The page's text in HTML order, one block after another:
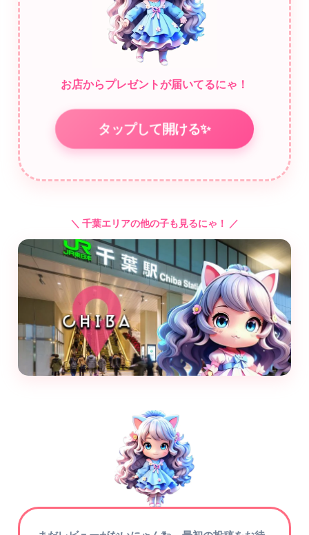
お店からプレゼントが届いてるにゃ！
タップして開ける✨
＼ 千葉エリアの他の子も見るにゃ！ ／